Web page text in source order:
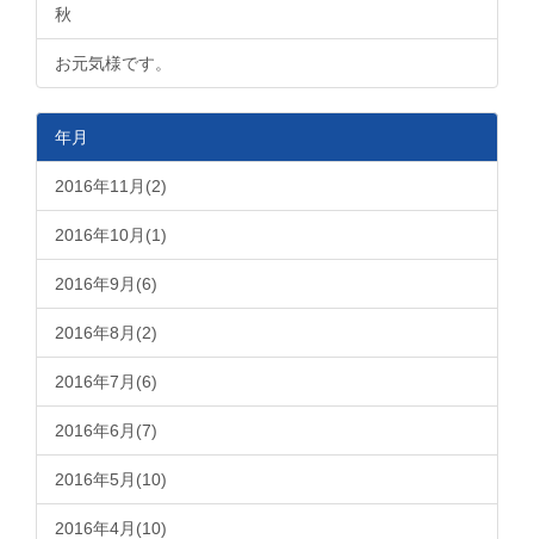
秋
お元気様です。
年月
2016年11月(2)
2016年10月(1)
2016年9月(6)
2016年8月(2)
2016年7月(6)
2016年6月(7)
2016年5月(10)
2016年4月(10)